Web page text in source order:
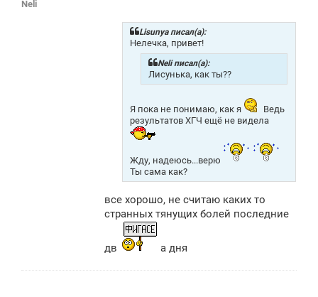
Neli
Lisunya писал(а):
Нелечка, привет!
Neli писал(а):
Лисунька, как ты??
Я пока не понимаю, как я
Ведь
результатов ХГЧ ещё не видела
Жду, надеюсь...верю
Ты сама как?
все хорошо, не считаю каких то
странных тянущих болей последние
дв а дня